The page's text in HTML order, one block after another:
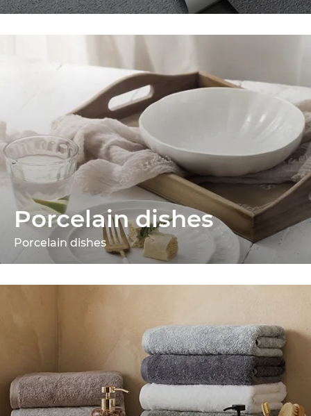
Porcelain dishes
Porcelain dishes